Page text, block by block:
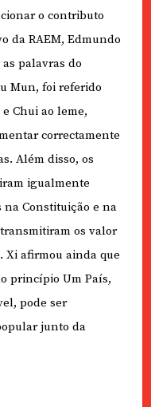
o contributo
da RAEM, Edmundo
palavras do
Mun, foi referido
Chui ao leme,
correctamente
Além disso, os
igualmente
na Constituição e na
os valor
Xi afirmou ainda que
princípio Um País,
pode ser
junto da